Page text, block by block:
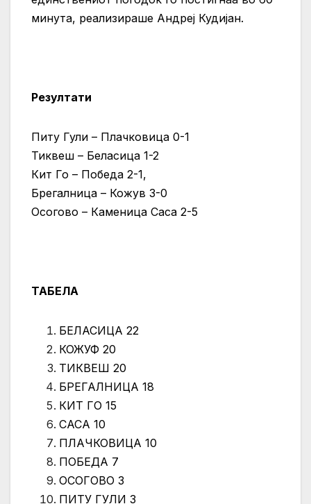
минута, реализираше Андреј Кудијан.
Резултати
Питу Гули – Плачковица 0-1
Тиквеш – Беласица 1-2
Кит Го – Победа 2-1,
Брегалница – Кожув 3-0
Осогово – Каменица Саса 2-5
ТАБЕЛА
БЕЛАСИЦА 22
КОЖУФ 20
ТИКВЕШ 20
БРЕГАЛНИЦА 18
КИТ ГО 15
САСА 10
ПЛАЧКОВИЦА 10
ПОБЕДА 7
ОСОГОВО 3
ПИТУ ГУЛИ 3